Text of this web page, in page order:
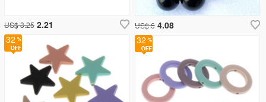
US$ 6 4.08
32 32
US$ 3.25 2.21